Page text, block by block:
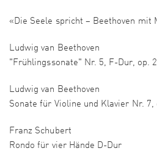
«Die Seele spricht – Beethoven mit
Ludwig van Beethoven
"Frühlingssonate" Nr. 5, F-Dur, op.
​Ludwig van Beethoven
Sonate für Violine und Klavier Nr. 7,
Franz Schubert
Rondo für vier Hände D-Dur